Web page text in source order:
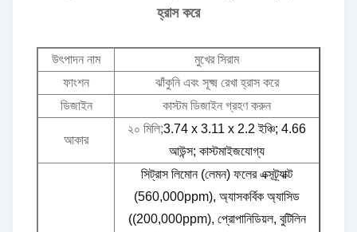
হ্রাস করে
উৎপাদন নাম
মুখের সিরাম
ফাংশন
ঝাঁকুনি এবং সূক্ষ্ম রেখা হ্রাস করে
ডিজাইন
কাস্টম ডিজাইন গ্রহণ করুন
আকার
২০ মিলি;3.74 x 3.11 x 2.2 ইঞ্চি; 4.66
আউন্স; কাস্টমাইজযোগ্য
সিট্রাস লিমোন (লেমন) ফলের এক্সট্র্যাক্ট
(560,000ppm), অ্যাসকর্বিক অ্যাসিড
((200,000ppm), প্রোপানিডিয়ল, বুটিলিন